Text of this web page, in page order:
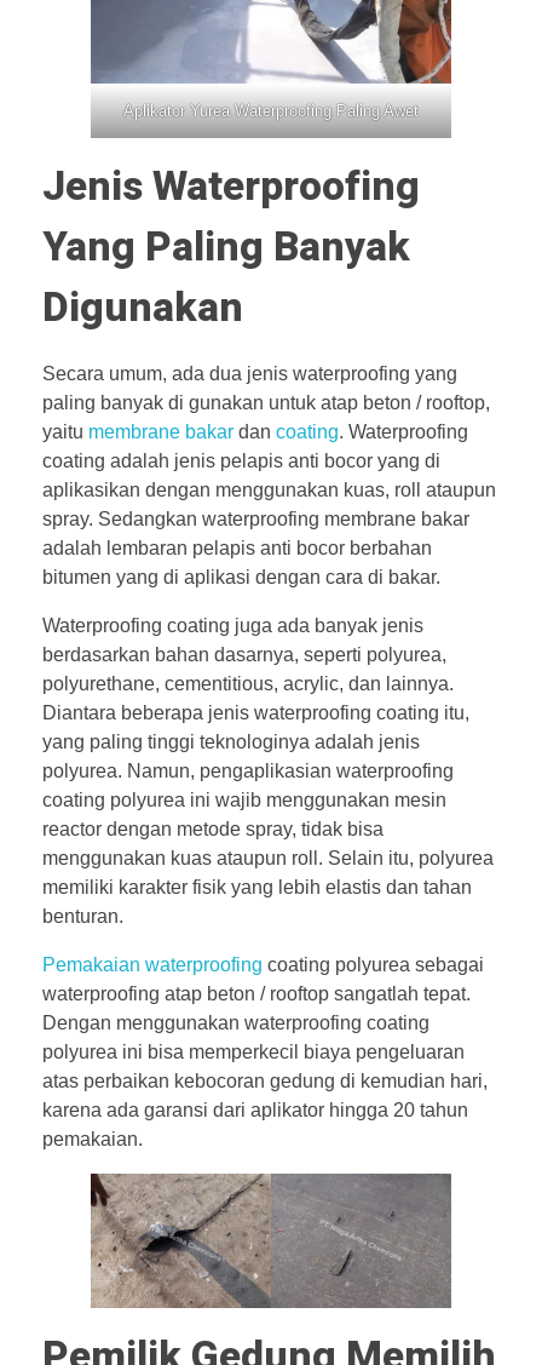
Aplikator Yurea Waterproofing Paling Awet
Jenis Waterproofing
Yang Paling Banyak
Digunakan
Secara umum, ada dua jenis waterproofing yang
paling banyak di gunakan untuk atap beton / rooftop,
yaitu membrane bakar dan coating. Waterproofing
coating adalah jenis pelapis anti bocor yang di
aplikasikan dengan menggunakan kuas, roll ataupun
spray. Sedangkan waterproofing membrane bakar
adalah lembaran pelapis anti bocor berbahan
bitumen yang di aplikasi dengan cara di bakar.
Waterproofing coating juga ada banyak jenis
berdasarkan bahan dasarnya, seperti polyurea,
polyurethane, cementitious, acrylic, dan lainnya.
Diantara beberapa jenis waterproofing coating itu,
yang paling tinggi teknologinya adalah jenis
polyurea. Namun, pengaplikasian waterproofing
coating polyurea ini wajib menggunakan mesin
reactor dengan metode spray, tidak bisa
menggunakan kuas ataupun roll. Selain itu, polyurea
memiliki karakter fisik yang lebih elastis dan tahan
benturan.
Pemakaian waterproofing coating polyurea sebagai
waterproofing atap beton / rooftop sangatlah tepat.
Dengan menggunakan waterproofing coating
polyurea ini bisa memperkecil biaya pengeluaran
atas perbaikan kebocoran gedung di kemudian hari,
karena ada garansi dari aplikator hingga 20 tahun
pemakaian.